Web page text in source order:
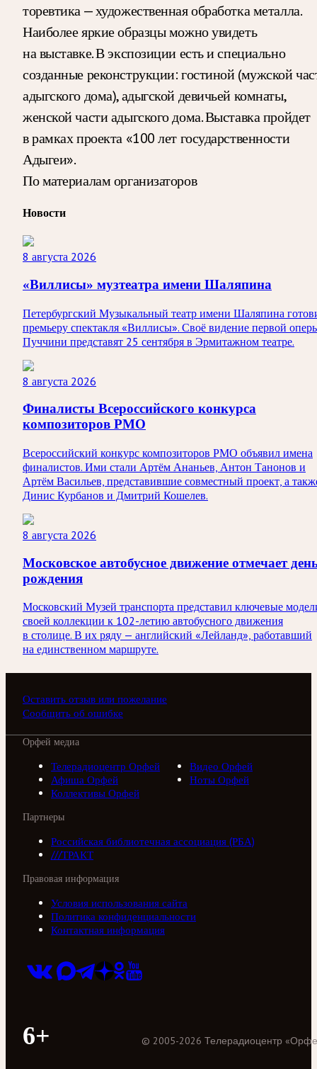
торевтика — художественная обработка металла.
Наиболее яркие образцы можно увидеть
на выставке. В экспозиции есть и специально
созданные реконструкции: гостиной (мужской
адыгского дома), адыгской девичьей комнаты,
женской части адыгского дома. Выставка пройдет
в рамках проекта «100 лет государственности
Адыгеи».
По материалам организаторов
Новости
8 августа 2026
«Виллисы» музтеатра имени Шаляпина
Петербургский Музыкальный театр имени Шаляпина
премьеру спектакля «Виллисы». Своё видение первой
Пуччини представят 25 сентября в Эрмитажном театре.
8 августа 2026
Финалисты Всероссийского конкурса
композиторов РМО
Всероссийский конкурс композиторов РМО объявил имена
финалистов. Ими стали Артём Ананьев, Антон Танонов и
Артём Васильев, представившие совместный проект, а
Динис Курбанов и Дмитрий Кошелев.
8 августа 2026
Московское автобусное движение отмечает
рождения
Московский Музей транспорта представил ключевые
своей коллекции к 102-летию автобусного движения
в столице. В их ряду — английский «Лейланд», работавший
на единственном маршруте.
Оставить отзыв или пожелание
Сообщить об ошибке
Орфей медиа
Телерадиоцентр Орфей
Видео Орфей
Афиша Орфей
Ноты Орфей
Коллективы Орфей
Партнеры
Российская библиотечная ассоциация (РБА)
///ТРАКТ
Правовая информация
Условия использования сайта
Политика конфиденциальности
Контактная информация
6+ © 2005-2026 Телерадиоцентр